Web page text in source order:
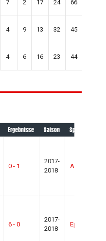
7 2 17 24 66
4 9 13 32 45
4 6 16 23 44
Ergebnisse Saison Spielort
0 - 1
2017-
2018
Auer
6 - 0
2017-
2018
Eppan